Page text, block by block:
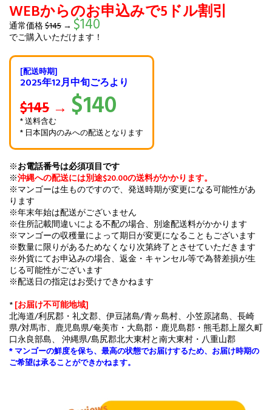
WEBからのお申込みで5ドル割引
通常価格$145 → $140
でご購入いただけます！
[配送時期]
2025年12月中旬ごろより
$145 → $140
* 送料含む
* 日本国内のみへの配送となります
※お電話番号は必須項目です
※沖縄への配送には別途$20.00の送料がかかります。
※マンゴーは生ものですので、発送時期が変更になる可能性があ
ります
※年末年始は配送がございません
※住所記載間違いによる不配の場合、別途配送料がかかります
※マンゴーの収穫量によって期日が変更になることもございます
※数量に限りがあるためなくなり次第終了とさせていただきます
※外貨にてお申込みの場合、返金・キャンセル等で為替差損が生
じる可能性がございます
※配送日の指定はお受けできかねます
*[お届け不可能地域]
北海道/利尻郡・礼文郡、伊豆諸島/青ヶ島村、小笠原諸島、長崎
県/対馬市、鹿児島県/奄美市・大島郡・鹿児島郡・熊毛郡上屋久町
口永良部島、 沖縄県/島尻郡北大東村と南大東村・八重山郡
* マンゴーの鮮度を保ち、最高の状態でお届けするため、お届け時期の
ご希望は承ることができかねます。